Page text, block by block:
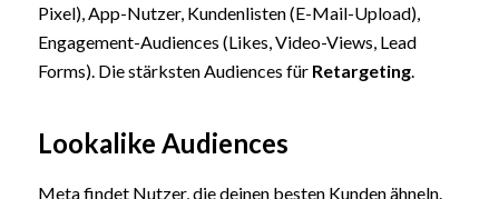
Pixel), App-Nutzer, Kundenlisten (E-Mail-Upload),
Engagement-Audiences (Likes, Video-Views, Lead
Forms). Die stärksten Audiences für Retargeting.
Lookalike Audiences
Meta findet Nutzer, die deinen besten Kunden ähneln.